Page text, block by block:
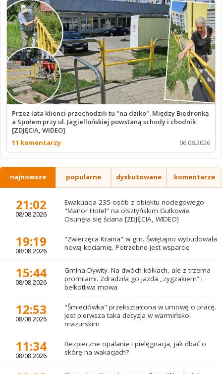
Przez lata klienci przechodzili tu "na dziko". Między Biedronką
a Społem przy ul. Jagiellońskiej powstaną schody i chodnik
[ZDJĘCIA, WIDEO]
11 komentarzy
06.08.2026
najnowsze popularne dyskutowane komentarze
21:02
08/08.2026
Ewakuacja 235 osób z obiektu noclegowego
"Manor Hotel" na olsztyńskim Gutkowie.
Osunęła się ściana [ZDJĘCIA, WIDEO]
19:19
08/08.2026
"Zwierzęca Kraina" w gm. Świętajno wybudowała
nową kociarnię. Potrzebne jest wsparcie
15:44
08/08.2026
Gmina Dywity. Na dwóch kółkach, ale z trzema
promilami. Zdradziła go jazda „zygzakiem” i
bełkotliwa mowa
12:53
08/08.2026
"Śmieciówka" przekształcona w umowę o pracę.
Jest pierwsza taka decyzja w warmińsko-
mazurskim
11:34
08/08.2026
Bezpieczne opalanie i pielęgnacja, jak dbać o
skórę na wakacjach?